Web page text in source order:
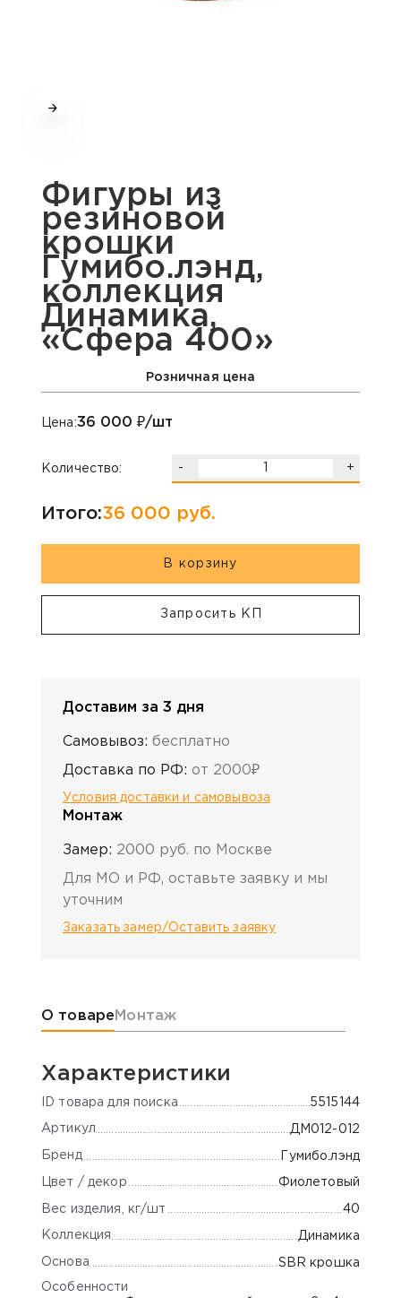
Фигуры из
резиновой
крошки
Гумибо.лэнд,
коллекция
Динамика,
«Сфера 400»
Розничная цена
Цена:36 000 ₽/шт
Количество: - +
Итого:36 000 руб.
В корзину
Запросить КП
Доставим за 3 дня
Самовывоз: бесплатно
Доставка по РФ: от 2000₽
Условия доставки и самовывоза
Монтаж
Замер: 2000 руб. по Москве
Для МО и РФ, оставьте заявку и мы
уточним
Заказать замер/Оставить заявку
Информация о товаре
О товаре Монтаж
Характеристики
ID товара для поиска 5515144
Артикул ДМ012-012
Бренд Гумибо.лэнд
Цвет / декор Фиолетовый
Вес изделия, кг/шт 40
Коллекция Динамика
Основа SBR крошка
Особенности